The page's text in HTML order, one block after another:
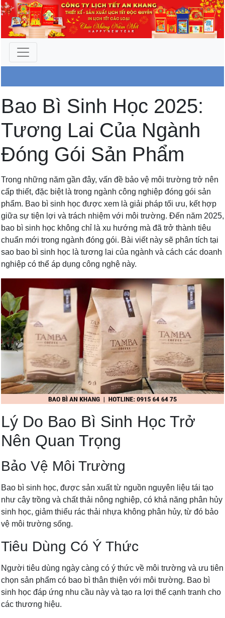
Công Ty An Khang
Bao Bì Sinh Học 2025:
Tương Lai Của Ngành
Đóng Gói Sản Phẩm
Trong những năm gần đây, vấn đề bảo vệ môi trường trở nên
cấp thiết, đặc biệt là trong ngành công nghiệp đóng gói sản
phẩm. Bao bì sinh học được xem là giải pháp tối ưu, kết hợp
giữa sự tiện lợi và trách nhiệm với môi trường. Đến năm 2025,
bao bì sinh học không chỉ là xu hướng mà đã trở thành tiêu
chuẩn mới trong ngành đóng gói. Bài viết này sẽ phân tích tại
sao bao bì sinh học là tương lai của ngành và cách các doanh
nghiệp có thể áp dụng công nghệ này.
Lý Do Bao Bì Sinh Học Trở
Nên Quan Trọng
Bảo Vệ Môi Trường
Bao bì sinh học, được sản xuất từ nguồn nguyên liệu tái tạo
như cây trồng và chất thải nông nghiệp, có khả năng phân hủy
sinh học, giảm thiểu rác thải nhựa không phân hủy, từ đó bảo
vệ môi trường sống.
Tiêu Dùng Có Ý Thức
Người tiêu dùng ngày càng có ý thức về môi trường và ưu tiên
chọn sản phẩm có bao bì thân thiện với môi trường. Bao bì
sinh học đáp ứng nhu cầu này và tạo ra lợi thế cạnh tranh cho
các thương hiệu.